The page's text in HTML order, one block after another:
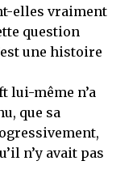
elles vraiment
question
une histoire
lui-même n’a
que sa
n’y avait pas